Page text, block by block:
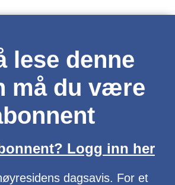
lese denne
må du være
Logg inn her
dagsavis. For et